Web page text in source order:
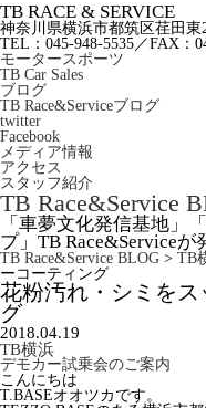
TB RACE & SERVICE
神奈川県横浜市都筑区荏田東
TEL：045-948-5535／FAX：
モータースポーツ
TB Car Sales
ブログ
TB Race&Serviceブログ
twitter
Facebook
メディア情報
アクセス
スタッフ紹介
TB Race&Service
「車夢文化発信基地」
プ」TB Race&Serviceが
TB Race&Service BLOG > TB
ーコーティング
花粉汚れ・シミを
グ
2018.04.19
TB横浜
デモカー試乗会のご案内
こんにちは
T.BASEオオツカです。